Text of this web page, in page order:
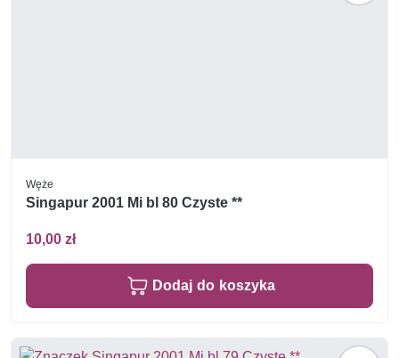
Węże
Singapur 2001 Mi bl 80 Czyste **
10,00 zł
Dodaj do koszyka